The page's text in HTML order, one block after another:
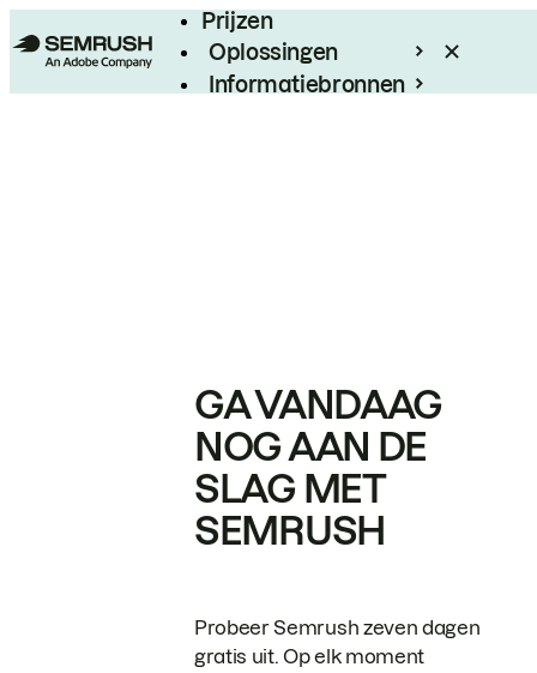
Prijzen
Oplossingen
Informatiebronnen
GA VANDAAG
NOG AAN DE
SLAG MET
SEMRUSH
Probeer Semrush zeven dagen
gratis uit. Op elk moment